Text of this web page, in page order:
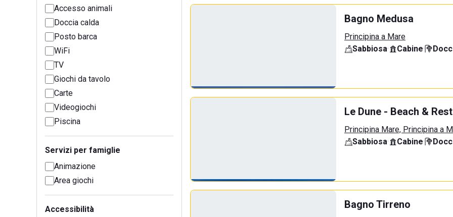
Accesso animali
Doccia calda
Posto barca
WiFi
TV
Giochi da tavolo
Carte
Videogiochi
Piscina
Servizi per famiglie
Animazione
Area giochi
Accessibilità
Bagno Medusa
Principina a Mare
Sabbiosa· Cabine·
Le Dune - Beach &
Principina Mare, Principina a
Sabbiosa· Cabine·
Bagno Tirreno